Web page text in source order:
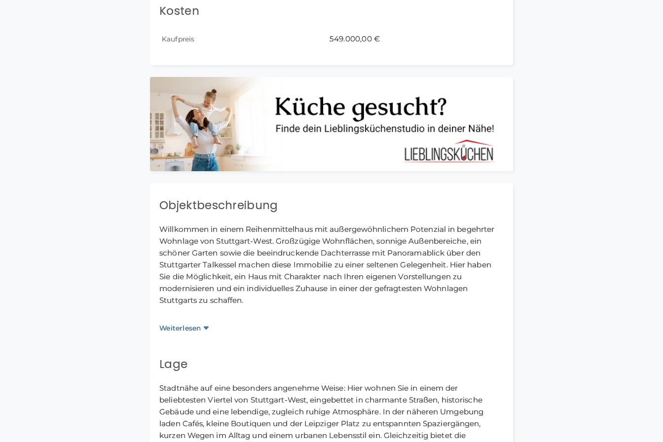
Kosten
Kaufpreis 549.000,00 €
Objektbeschreibung
Willkommen in einem Reihenmittelhaus mit außergewöhnlichem Potenzial in begehrter
Wohnlage von Stuttgart-West. Großzügige Wohnflächen, sonnige Außenbereiche, ein
schöner Garten sowie die beeindruckende Dachterrasse mit Panoramablick über den
Stuttgarter Talkessel machen diese Immobilie zu einer seltenen Gelegenheit. Hier haben
Sie die Möglichkeit, ein Haus mit Charakter nach Ihren eigenen Vorstellungen zu
modernisieren und ein individuelles Zuhause in einer der gefragtesten Wohnlagen
Stuttgarts zu schaffen.
Bereits vor dem Hauseingang befindet sich die großzügige Garage mit Platz für ein
als gemütlicher Sitzbereich gestalten lässt.
Nach dem Betreten des Hauses gelangen Sie zunächst durch eine Zwischentür in den
Eingangsbereich mit Platz für eine Garderobe. Auf dieser Ebene befinden sich ein
Schlafzimmer sowie ein separates Gäste-WC. Wenige Stufen weiter erreichen Sie das
Untergeschoss mit einer großzügigen Waschküche samt Gaszentralheizung, einer
separaten Werkstatt sowie einem großen Kellerraum. Von dieser Ebene aus besteht zudem
Weiterlesen
Lage
Stadtnähe auf eine besonders angenehme Weise: Hier wohnen Sie in einem der
beliebtesten Viertel von Stuttgart-West, eingebettet in charmante Straßen, historische
Gebäude und eine lebendige, zugleich ruhige Atmosphäre. In der näheren Umgebung
laden Cafés, kleine Boutiquen und der Leipziger Platz zu entspannten Spaziergängen,
kurzen Wegen im Alltag und einem urbanen Lebensstil ein. Gleichzeitig bietet die